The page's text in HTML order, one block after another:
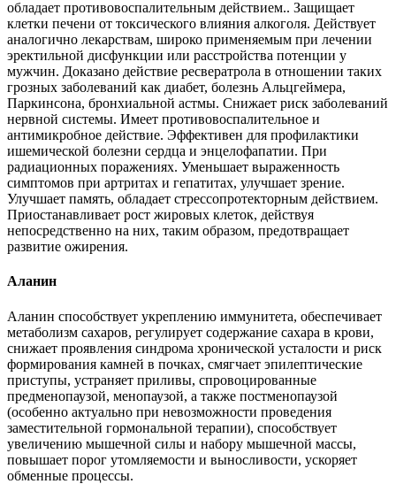
обладает противовоспалительным действием.. Защищает
клетки печени от токсического влияния алкоголя. Действует
аналогично лекарствам, широко применяемым при лечении
эректильной дисфункции или расстройства потенции у
мужчин. Доказано действие ресвератрола в отношении таких
грозных заболеваний как диабет, болезнь Альцгеймера,
Паркинсона, бронхиальной астмы. Снижает риск заболеваний
нервной системы. Имеет противовоспалительное и
антимикробное действие. Эффективен для профилактики
ишемической болезни сердца и энцелофапатии. При
радиационных поражениях. Уменьшает выраженность
симптомов при артритах и гепатитах, улучшает зрение.
Улучшает память, обладает стрессопротекторным действием.
Приостанавливает рост жировых клеток, действуя
непосредственно на них, таким образом, предотвращает
развитие ожирения.
Аланин
Аланин способствует укреплению иммунитета, обеспечивает
метаболизм сахаров, регулирует содержание сахара в крови,
снижает проявления синдрома хронической усталости и риск
формирования камней в почках, смягчает эпилептические
приступы, устраняет приливы, спровоцированные
предменопаузой, менопаузой, а также постменопаузой
(особенно актуально при невозможности проведения
заместительной гормональной терапии), способствует
увеличению мышечной силы и набору мышечной массы,
повышает порог утомляемости и выносливости, ускоряет
обменные процессы.